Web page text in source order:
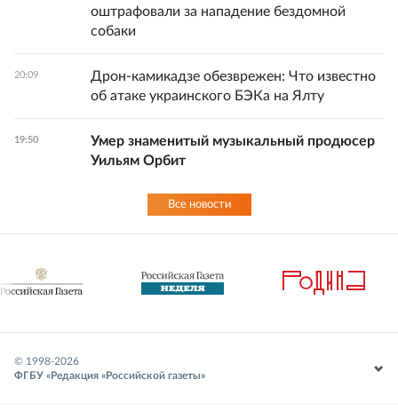
оштрафовали за нападение бездомной
собаки
20:09
Дрон-камикадзе обезврежен: Что известно
об атаке украинского БЭКа на Ялту
19:50
Умер знаменитый музыкальный продюсер
Уильям Орбит
Все новости
© 1998-2026
ФГБУ «Редакция «Российской газеты»